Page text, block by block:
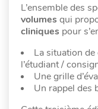
L’ensemble des
volumes qui
cliniques pour
La situation
l’étudiant /
Une grille
Un rappel des